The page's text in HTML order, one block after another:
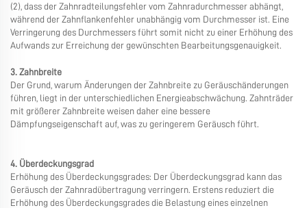
(2), dass der Zahnradteilungsfehler vom Zahnradurchmesser abhängt,
während der Zahnflankenfehler unabhängig vom Durchmesser ist. Eine
Verringerung des Durchmessers führt somit nicht zu einer Erhöhung des
Aufwands zur Erreichung der gewünschten Bearbeitungsgenauigkeit.
3. Zahnbreite
Der Grund, warum Änderungen der Zahnbreite zu Geräuschänderungen
führen, liegt in der unterschiedlichen Energieabschwächung. Zahnträder
mit größerer Zahnbreite weisen daher eine bessere
Dämpfungseigenschaft auf, was zu geringerem Geräusch führt.
4. Überdeckungsgrad
Erhöhung des Überdeckungsgrades: Der Überdeckungsgrad kann das
Geräusch der Zahnradübertragung verringern. Erstens reduziert die
Erhöhung des Überdeckungsgrades die Belastung eines einzelnen